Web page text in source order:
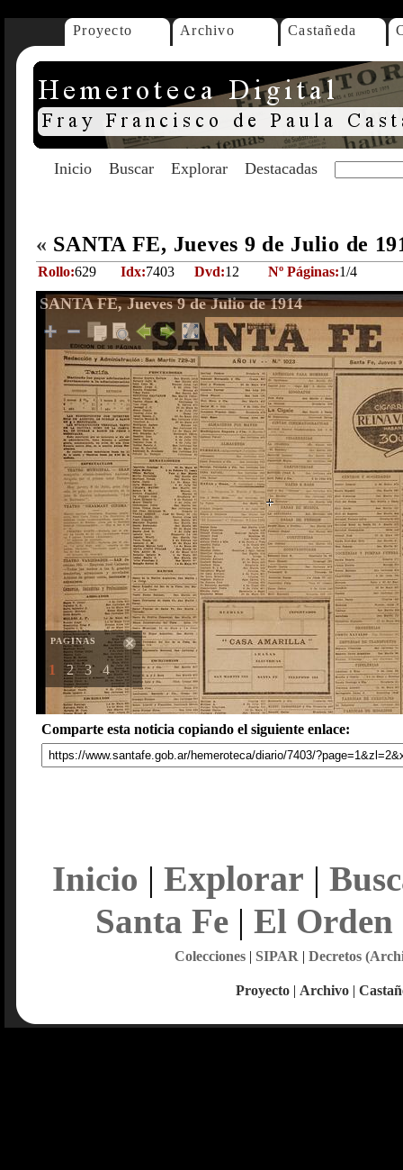
Proyecto Archivo Castañeda
Inicio Buscar Explorar Destacadas
« SANTA FE, Jueves 9 de Julio de
Rollo:629 Idx:7403 Dvd:12 Nº Páginas:1/4
SANTA FE, Jueves 9 de Julio de 1914
PAGINAS
1 2 3 4
Comparte esta noticia copiando el siguiente enlace:
Inicio | Explorar |
Santa Fe| El Orden
Colecciones| SIPAR | Decretos
Proyecto | Archivo |